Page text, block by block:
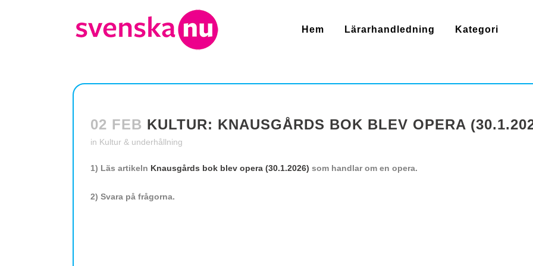
Hem Lärarhandledning Kategori
02 FEB KULTUR: KNAUSGÅRDS BOK BLEV OPERA
in Kultur & underhållning
1) Läs artikeln Knausgårds bok blev opera (30.1.2026) som handlar om en opera.
2) Svara på frågorna.